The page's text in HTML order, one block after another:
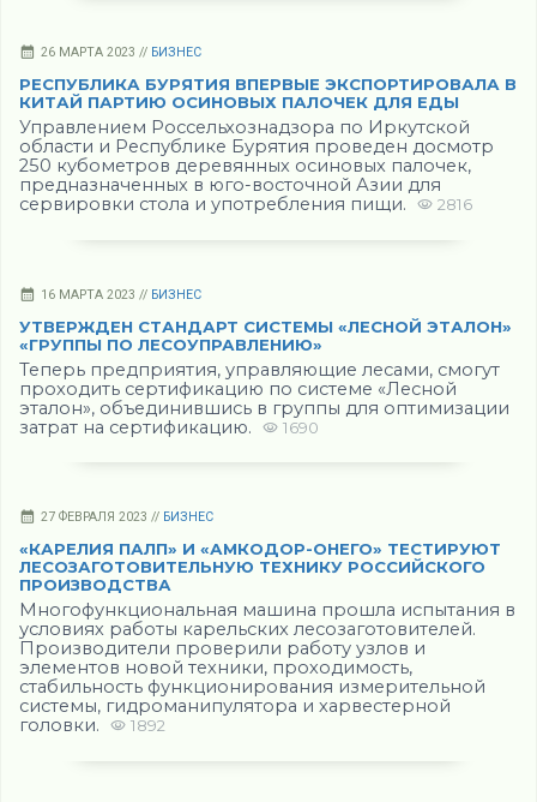
26 МАРТА 2023 // БИЗНЕС
РЕСПУБЛИКА БУРЯТИЯ ВПЕРВЫЕ ЭКСПОРТИРОВАЛА В
КИТАЙ ПАРТИЮ ОСИНОВЫХ ПАЛОЧЕК ДЛЯ ЕДЫ
Управлением Россельхознадзора по Иркутской
области и Республике Бурятия проведен досмотр
250 кубометров деревянных осиновых палочек,
предназначенных в юго-восточной Азии для
сервировки стола и употребления пищи.
2816
16 МАРТА 2023 // БИЗНЕС
УТВЕРЖДЕН СТАНДАРТ СИСТЕМЫ «ЛЕСНОЙ ЭТАЛОН»
«ГРУППЫ ПО ЛЕСОУПРАВЛЕНИЮ»
Теперь предприятия, управляющие лесами, смогут
проходить сертификацию по системе «Лесной
эталон», объединившись в группы для оптимизации
затрат на сертификацию.
1690
27 ФЕВРАЛЯ 2023 // БИЗНЕС
«КАРЕЛИЯ ПАЛП» И «АМКОДОР-ОНЕГО» ТЕСТИРУЮТ
ЛЕСОЗАГОТОВИТЕЛЬНУЮ ТЕХНИКУ РОССИЙСКОГО
ПРОИЗВОДСТВА
Многофункциональная машина прошла испытания в
условиях работы карельских лесозаготовителей.
Производители проверили работу узлов и
элементов новой техники, проходимость,
стабильность функционирования измерительной
системы, гидроманипулятора и харвестерной
головки.
1892